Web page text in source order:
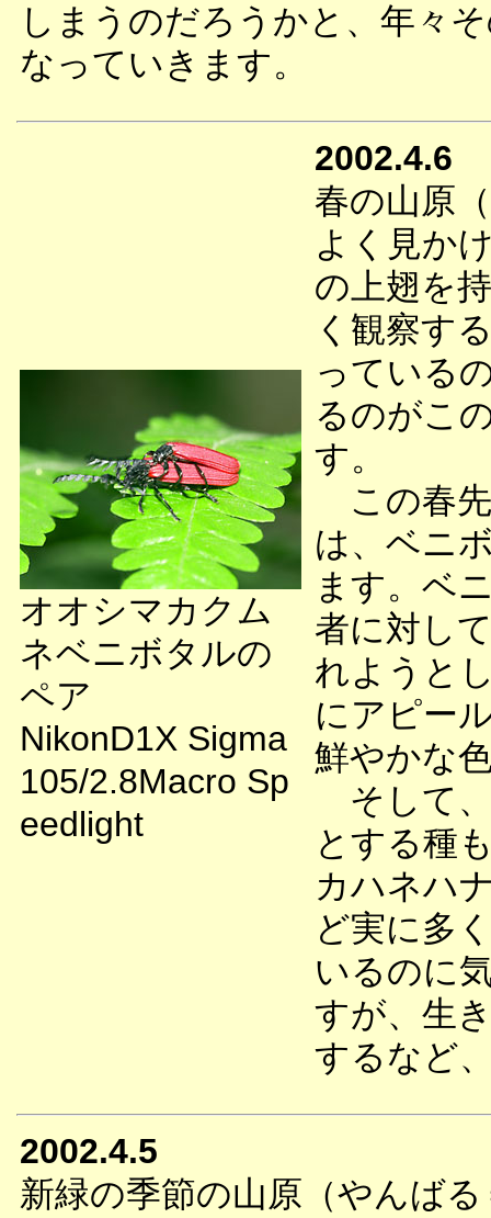
しまうのだろうかと、年々
なっていきます。
オオシマカクム
ネベニボタルの
ペア
NikonD1X Sigma
105/2.8Macro Sp
eedlight
2002.4.6
春の山原
よく見か
の上翅を
く観察す
っている
るのがこ
す。
この春先
は、ベニ
ます。ベ
者に対し
れようと
にアピー
鮮やかな
そして、
とする種
カハネハ
ど実に多
いるのに
すが、生
するなど
2002.4.5
新緑の季節の山原（やんば